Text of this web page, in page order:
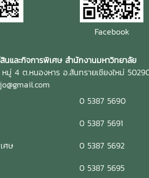
Facebook
และกิจการพิเศษ สำนักงานมหาวิทยาลัย
มู่ 4 ต.หนองหาร อ.สันทรายเชียงใหม่
การ
0 5387 5690
รเงิน
0 5387 5691
ารพิเศษ
0 5387 5692
ระชุม
0 5387 5695